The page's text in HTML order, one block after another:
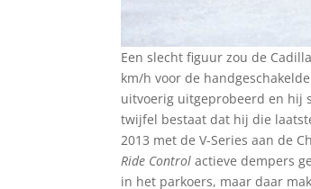
Een slecht figuur zou de
km/h voor de
uitvoerig uitgeprobeerd en hij
twijfel bestaat dat hij die
2013 met de V-Series aan de
Ride Controlactieve dempers
in het parkoers, maar daar